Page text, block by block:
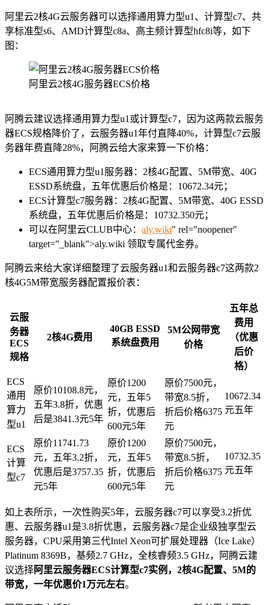
阿里云2核4G云服务器可以选择通用算力型u1、计算型c7、共
享标准型s6、AMD计算型c8a、高主频计算型hfc8i等，如下
图：
阿里云2核4G服务器ECS价格
阿腾云建议选择通用算力型u1或计算型c7，因为这两款云服务
器ECS规格降价了，云服务器u1年付直降40%，计算型c7云服
务器年费直降28%，阿腾云给大家来算一下价格：
ECS通用算力型u1服务器：2核4G配置、5M带宽、40G
ESSD系统盘，五年优惠后价格是：10672.34元；
ECS计算型c7服务器：2核4G配置、5M带宽、40G ESSD
系统盘，五年优惠后价格是：10732.350元；
可以在阿里云CLUB中心： aly.wiki" rel="noopener"
target="_blank">aly.wiki 领取专属代金券。
阿腾云来给大家详细整理了云服务器u1和云服务器c7这两款2
核4G5M带宽服务器配置报价表：
云服
务器
ECS
规格
2核4G费用
40GB ESSD
系统盘费用
5M公网带宽
价格
五年总
费用
（优惠
后价
格）
ECS
通用
算力
型u1
原价10108.8元，
五年3.8折，优惠
后是3841.3元5年
原价1200
元，五年5
折，优惠后
600元5年
原价7500元，
带宽8.5折，
折后价格6375
元
10672.34
元五年
ECS
计算
型c7
原价11741.73
元，五年3.2折，
优惠后是3757.35
元5年
原价1200
元，五年5
折，优惠后
600元5年
原价7500元，
带宽8.5折，
折后价格6375
元
10732.35
元五年
如上表所示，一次性购买5年，云服务器c7可以享受3.2折优
惠、云服务器u1是3.8折优惠，云服务器c7是企业级独享型云
服务器，CPU采用第三代Intel Xeon可扩展处理器（Ice Lake）
Platinum 8369B，基频2.7 GHz，全核睿频3.5 GHz，阿腾云建
议选择阿里云服务器ECS计算型c7实例，2核4G配置、5M的
带宽，一年优惠价1万元左右。